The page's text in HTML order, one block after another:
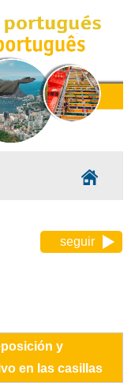
seguir
y
en las casillas